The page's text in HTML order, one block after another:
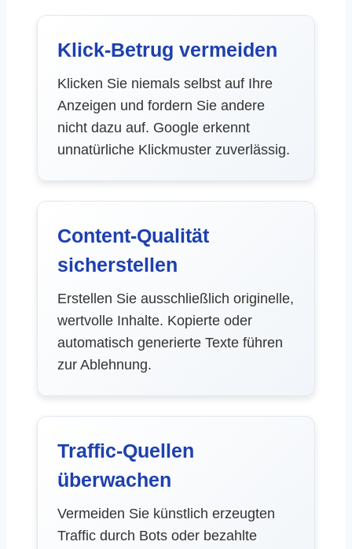
Klick-Betrug vermeiden
Klicken Sie niemals selbst auf Ihre
Anzeigen und fordern Sie andere
nicht dazu auf. Google erkennt
unnatürliche Klickmuster zuverlässig.
Content-Qualität
sicherstellen
Erstellen Sie ausschließlich originelle,
wertvolle Inhalte. Kopierte oder
automatisch generierte Texte führen
zur Ablehnung.
Traffic-Quellen
überwachen
Vermeiden Sie künstlich erzeugten
Traffic durch Bots oder bezahlte